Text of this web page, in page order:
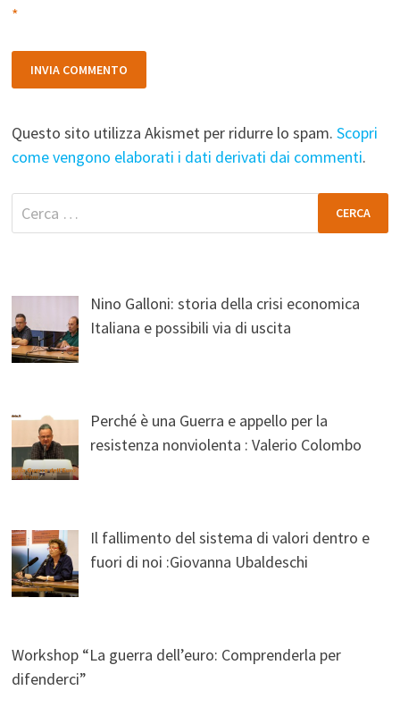
*
Questo sito utilizza Akismet per ridurre lo spam. Scopri
come vengono elaborati i dati derivati dai commenti.
Ricerca
per:
Nino Galloni: storia della crisi economica
Italiana e possibili via di uscita
Perché è una Guerra e appello per la
resistenza nonviolenta : Valerio Colombo
Il fallimento del sistema di valori dentro e
fuori di noi :Giovanna Ubaldeschi
Workshop “La guerra dell’euro: Comprenderla per
difenderci”